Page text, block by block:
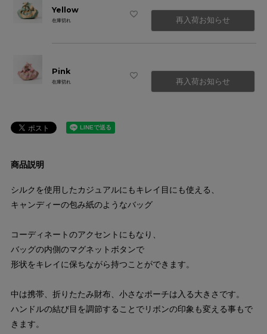
Yellow
在庫切れ 再入荷お知らせ
Pink
在庫切れ 再入荷お知らせ
商品説明
シルクを使用したカジュアルにもキレイ目にも使える、
キャンディーの包み紙のようなバッグ
コーディネートのアクセントにもなり、
バッグの内側のマグネットボタンで
形状をキレイに保ちながら持つことができます。
中は携帯、折りたたみ財布、小さなポーチは入る大きさです。
ハンドルの結び目を調節することでリボンの印象も変える事もで
きます。